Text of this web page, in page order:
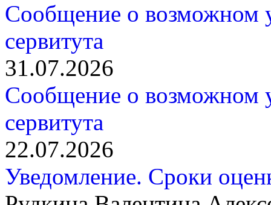
Сообщение о возможном
сервитута
31.07.2026
Сообщение о возможном
сервитута
22.07.2026
Уведомление. Сроки